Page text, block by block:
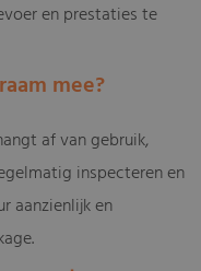
en prestaties te
mee?
af van gebruik,
inspecteren en
aanzienlijk en